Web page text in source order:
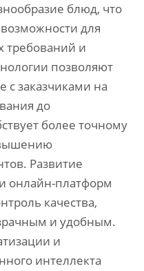
блюд, что
для
требований и
позволяют
с заказчиками на
до
более точному
Развитие
онлайн-платформ
качества,
и удобным.
и
интеллекта